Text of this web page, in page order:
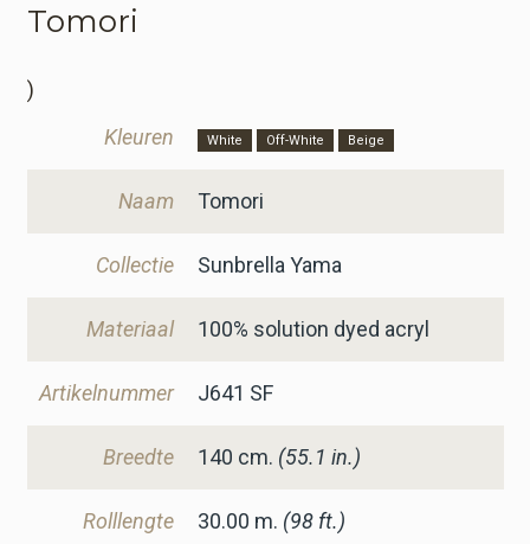
Tomori
)
Kleuren
White Off-White Beige
Naam Tomori
Collectie Sunbrella Yama
Materiaal 100% solution dyed acryl
Artikelnummer J641 SF
Breedte 140 cm. (55.1 in.)
Rolllengte 30.00 m. (98 ft.)